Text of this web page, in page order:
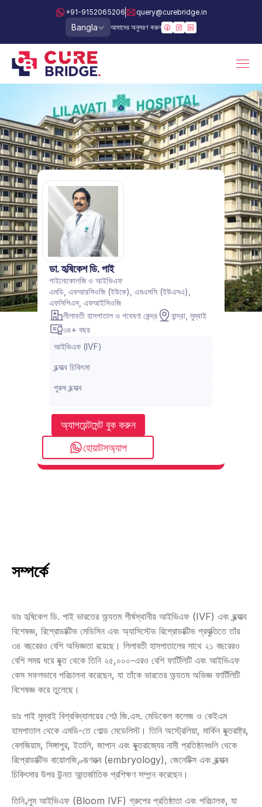
+91-9152065206 query@curebridge.in
Select Language
Bangla আমাদের অনুসরণ করুন
ডা. হৃষিকেশ ডি. পাই
গাইনোকোলজি ও আইভিএফ
এমডি, এফআরসিওজি (ইউকে), এমএসসি (ইউএসএ),
এফসিপিএস, এফআইসিওজি
লীলাবতী হাসপাতাল ও গবেষণা কেন্দ্র
বান্দ্রা, মুম্বাই
৩৪+ বছর
আইভিএফ (IVF)
বন্ধ্যাত্ব চিকিৎসা
পুরুষ বন্ধ্যাত্ব
অ্যাপয়েন্টমেন্ট বুক করুন
হোয়াটসঅ্যাপ
সম্পর্কে
ডাঃ হৃষিকেশ ডি. পাই ভারতের অন্যতম শীর্ষস্থানীয় আইভিএফ (IVF) এবং বন্ধ্যাত্ব
বিশেষজ্ঞ, রিপ্রোডাক্টিভ মেডিসিন এবং অ্যাসিস্টেড রিপ্রোডাক্টিভ প্রযুক্তিতে তাঁর
৩৪ বছরেরও বেশি অভিজ্ঞতা রয়েছে। লিলাবতী হাসপাতালের সাথে ২১ বছরেরও
বেশি সময় ধরে যুক্ত থেকে তিনি ২৫,০০০-এরও বেশি ফার্টিলিটি এবং আইভিএফ
কেস সফলভাবে পরিচালনা করেছেন, যা তাঁকে ভারতের অন্যতম অভিজ্ঞ ফার্টিলিটি
বিশেষজ্ঞ করে তুলেছে।
ডাঃ পাই মুম্বাই বিশ্ববিদ্যালয়ের শেঠ জি.এস. মেডিকেল কলেজ ও কেইএম
হাসপাতাল থেকে এমডি-তে গোল্ড মেডেলিস্ট। তিনি অস্ট্রেলিয়া, মার্কিন যুক্তরাষ্ট্র,
বেলজিয়াম, সিঙ্গাপুর, ইতালি, জাপান এবং যুক্তরাজ্যের নামী প্রতিষ্ঠানগুলি থেকে
রিপ্রোডাক্টিভ বায়োলজি, ভ্রূণতত্ত্ব (embryology), জেনেটিক্স এবং বন্ধ্যাত্ব
চিকিৎসার উপর উন্নত আন্তর্জাতিক প্রশিক্ষণ সম্পন্ন করেছেন।
তিনি ব্লুম আইভিএফ (Bloom IVF) গ্রুপের প্রতিষ্ঠাতা এবং পরিচালক, যা